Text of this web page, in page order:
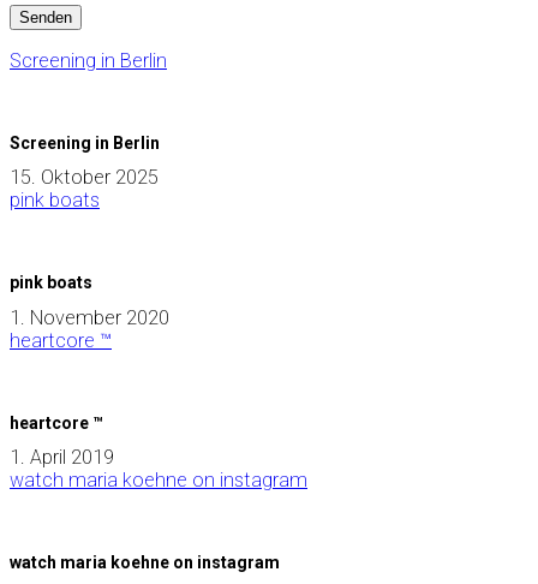
Senden
Screening in Berlin
Screening in Berlin
15. Oktober 2025
pink boats
pink boats
1. November 2020
heartcore ™
heartcore ™
1. April 2019
watch maria koehne on instagram
watch maria koehne on instagram